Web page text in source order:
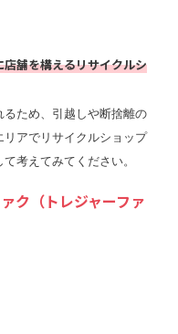
舗を構えるリサイクルシ
ため、引越しや断捨離の
アでリサイクルショップ
考えてみてください。
ク（トレジャーファ